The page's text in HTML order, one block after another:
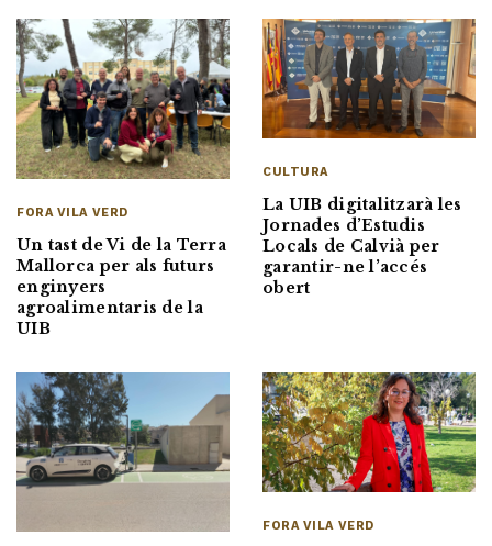
FORA VILA VERD
Un tast de Vi de la Terra
Mallorca per als futurs
enginyers
agroalimentaris de la
UIB
CULTURA
La UIB digitalitzarà les
Jornades d’Estudis
Locals de Calvià per
garantir-ne l’accés
obert
FORA VILA VERD